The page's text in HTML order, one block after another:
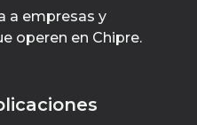
a empresas y
operen en Chipre.